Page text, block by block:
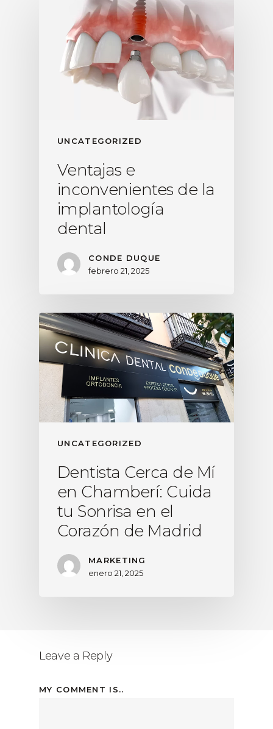
UNCATEGORIZED
Ventajas e
inconvenientes de la
implantología
dental
CONDE DUQUE
febrero 21, 2025
UNCATEGORIZED
Dentista Cerca de Mí
en Chamberí: Cuida
tu Sonrisa en el
Corazón de Madrid
MARKETING
enero 21, 2025
Leave a Reply
MY COMMENT IS..